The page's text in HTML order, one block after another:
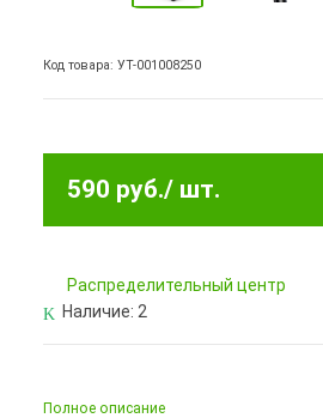
Код товара: УТ-001008250
590 руб./ шт.
Pаспределительный центр
Наличие: 2
Полное описание